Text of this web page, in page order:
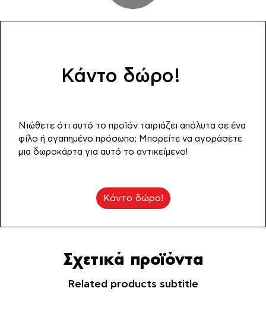
17.95€.
Κάντο δώρο!
Νιώθετε ότι αυτό το προϊόν ταιριάζει απόλυτα σε ένα
φίλο ή αγαπημένο πρόσωπο; Μπορείτε να αγοράσετε
μια δωροκάρτα για αυτό το αντικείμενο!
Κάντο δώρο!
Σχετικά προϊόντα
Related products subtitle